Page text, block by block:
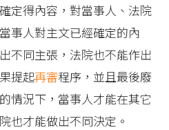
確定得內容，對當事人、法院
事人對主文已經確定的內
不同主張，法院也不能作出
提起再審程序，並且最後廢
情況下，當事人才能在其它
也才能做出不同決定。